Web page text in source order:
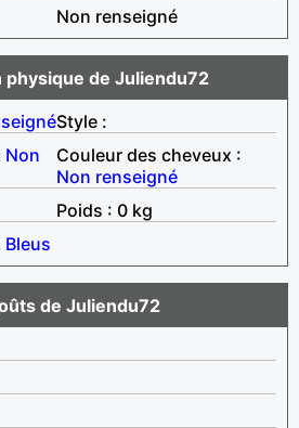
Non renseigné
physique de Juliendu72
Style :
Non
Couleur des cheveux :
Non renseigné
Poids : 0 kg
Bleus
de Juliendu72